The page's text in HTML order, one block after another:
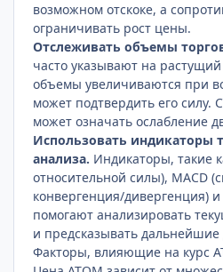
возможном отскоке, а
ограничивать рост цены.
Отслеживать объемы
часто указывают на растущий
объемы увеличиваются при
может подтвердить его
может означать ослабление
Использовать индикаторы
анализа. Индикаторы, такие
относительной силы), MACD
конвергенция/дивергенция)
помогают анализировать
и предсказывать
Факторы, влияющие на курс